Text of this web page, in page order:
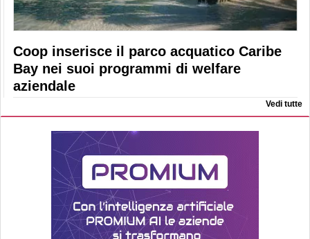
Coop inserisce il parco acquatico Caribe
Bay nei suoi programmi di welfare
aziendale
Vedi tutte